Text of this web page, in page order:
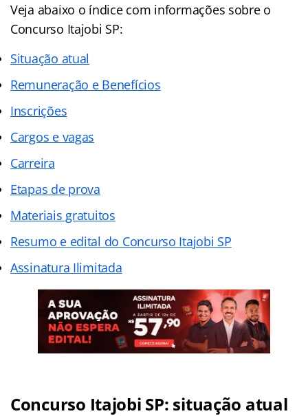
Veja abaixo o índicecom informações sobre o
Concurso Itajobi SP:
Situação atual
Remuneração e Benefícios
Inscrições
Cargos e vagas
Carreira
Etapas de prova
Materiais gratuitos
Resumo e edital do Concurso Itajobi SP
Assinatura Ilimitada
Concurso Itajobi SP: situação atual